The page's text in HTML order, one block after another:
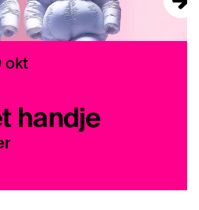
handje
okt